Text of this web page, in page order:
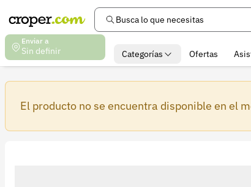
Busca lo que necesitas
Enviar a
Sin definir Categorías Ofertas
El producto no se encuentra disponible en el